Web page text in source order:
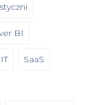
BI
SaaS